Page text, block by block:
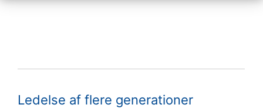
Ledelse af flere generationer